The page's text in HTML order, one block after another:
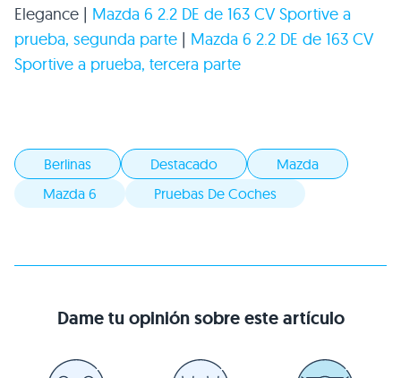
Elegance | Mazda 6 2.2 DE de 163 CVSportive a
prueba, segunda parte | Mazda 6 2.2 DE de 163 CV
Sportive a prueba, tercera parte
Berlinas Destacado
Mazda
Mazda 6
Pruebas De Coches
Dame tu opinión sobre este artículo